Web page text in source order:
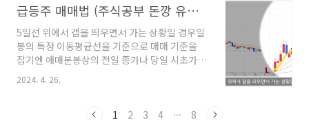
매도 5일선 이탈 매도 등 다양하게. 분할 익절..
더라도 지지 받는 구간에 바로 진입 혹은 지지받
고 올라가는 것을 확인하고 진입주도주를 인식하
고 있어야됨. 단기 이동평균선을 이탈하고도 회
복하지 못하면 매수하지 않고 지지받고 올라와주
면 매수를 고려 떨어질때 이동평균선 근처에서
받거나 => 공격적인 지지받고 반등한는 것을 확
급등주 매매법 (주식공부 돈깡 유튜버)
5일선 위에서 갭을 띄우면서 가는 상황일 경우일
봉의 특정 이동평균선을 기준으로 매매 기준을
잡기엔 애매분봉상의 전일 종가나 당일 시초가
혹은분봉산 단기 이평선 위에서 지지받으면서
삼은 종가나 시초가 분봉상 단기 이동평균선 이
2024. 4. 26.
1 2 3 4 ··· 8